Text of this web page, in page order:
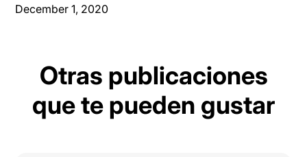
December 1, 2020
Otras publicaciones
que te pueden gustar